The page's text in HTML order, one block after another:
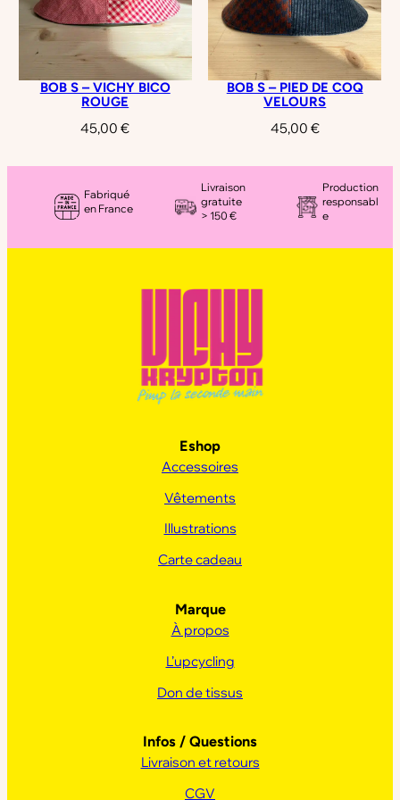
BOB S – VICHY BICO
ROUGE
45,00€
BOB S – PIED DE COQ
VELOURS
45,00 €
Fabriqué
en France
Livraison
gratuite
> 150 €
Production
responsabl
e
Eshop
Accessoires
Vêtements
Illustrations
Carte cadeau
Marque
À propos
L’upcycling
Don de tissus
Infos / Questions
Livraison et retours
CGV